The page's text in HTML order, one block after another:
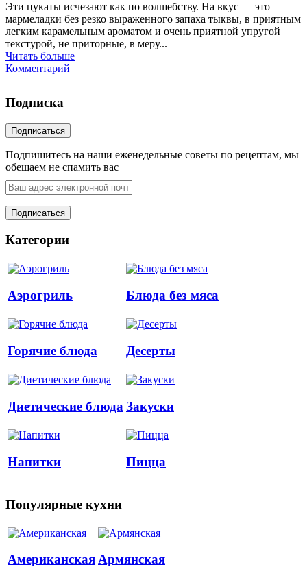
Эти цукаты исчезают как по волшебству. На вкус — это
мармеладки без резко выраженного запаха тыквы, в приятным
легким карамельным ароматом и очень приятной упругой
текстурой, не приторные, в меру...
Читать больше
Комментарий
Подписка
Подпишитесь на наши еженедельные советы по рецептам, мы
обещаем не спамить вас
Категории
Аэрогриль Блюда без мяса
Горячие блюда Десерты
Диетические блюда Закуски
Напитки Пицца
Популярные кухни
АмериканскаяАрмянская